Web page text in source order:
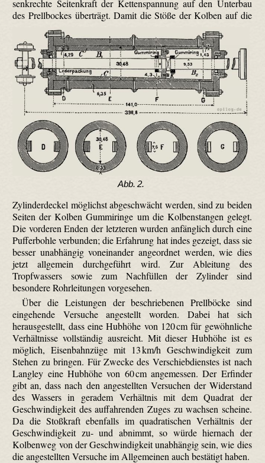
senkrechte Seitenkraft der Kettenspannung auf den Unterbau
des Prellbockes überträgt.
Abb. 2.
Damit die Stöße der Kolben auf die
Zylinderdeckel möglichst abgeschwächt werden, sind zu beiden
Seiten der Kolben Gummiringe um die Kolbenstangen gelegt.
Die vorderen Enden der letzteren wurden anfänglich durch eine
Pufferbohle verbunden; die Erfahrung hat indes gezeigt, dass sie
besser unabhängig voneinander angeordnet werden, wie dies
jetzt allgemein durchgeführt wird. Zur Ableitung des
Tropfwassers sowie zum Nachfüllen der Zylinder sind
besondere Rohrleitungen vorgesehen.
Über die Leistungen der beschriebenen Prellböcke sind
eingehende Versuche angestellt worden. Dabei hat sich
herausgestellt, dass eine Hubhöhe von 120 cm für gewöhnliche
Verhältnisse vollständig ausreicht. Mit dieser Hubhöhe ist es
möglich, Eisenbahnzüge mit 13 km/h Geschwindigkeit zum
Stehen zu bringen. Für Zwecke des Verschieb­dienstes ist nach
Langley eine Hubhöhe von 60 cm angemessen. Der Erfinder
gibt an, dass nach den angestellten Versuchen der Widerstand
des Wassers in geradem Verhältnis mit dem Quadrat der
Geschwindigkeit des auffahrenden Zuges zu wachsen scheine.
Da die Stoßkraft ebenfalls im quadratischen Verhältnis der
Geschwindigkeit zu- und abnimmt, so würde hiernach der
Kolbenweg von der Geschwindigkeit unabhängig sein, wie dies
die angestellten Versuche im Allgemeinen auch bestätigt haben.